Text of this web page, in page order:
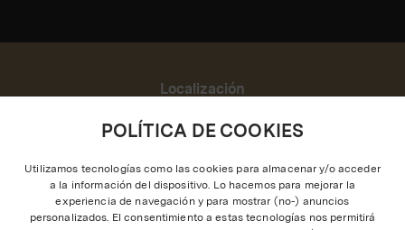
POLÍTICA DE COOKIES
Utilizamos tecnologías como las cookies para almacenar y/o acceder
a la información del dispositivo. Lo hacemos para mejorar la
experiencia de navegación y para mostrar (no-) anuncios
personalizados. El consentimiento a estas tecnologías nos permitirá
Localización
Calle Agustín de Foxá nº 40. 28036 Madrid.